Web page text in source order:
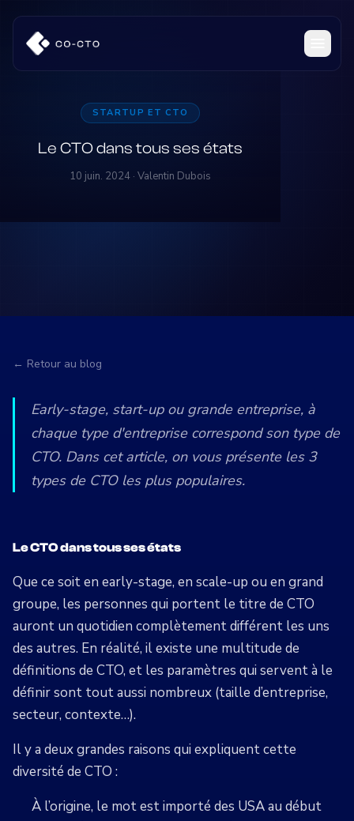
STARTUP ET CTO
Le CTO dans tous ses états
10 juin. 2024 · Valentin Dubois
← Retour au blog
Early-stage, start-up ou grande entreprise, à
chaque type d'entreprise correspond son type de
CTO. Dans cet article, on vous présente les 3
types de CTO les plus populaires.
Le CTO dans tous ses états
Que ce soit en early-stage, en scale-up ou en grand
groupe, les personnes qui portent le titre de CTO
auront un quotidien complètement différent les uns
des autres. En réalité, il existe une multitude de
définitions de CTO, et les paramètres qui servent à le
définir sont tout aussi nombreux (taille d’entreprise,
secteur, contexte…).
Il y a deux grandes raisons qui expliquent cette
diversité de CTO :
À l’origine, le mot est importé des USA au début